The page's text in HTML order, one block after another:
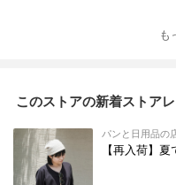
も
このストアの新着ストア
パンと日用品
【再入荷】